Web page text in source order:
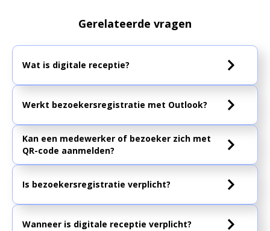
Gerelateerde vragen
Wat is digitale receptie?
Werkt bezoekersregistratie met Outlook?
Kan een medewerker of bezoeker zich met
QR-code aanmelden?
Is bezoekersregistratie verplicht?
Wanneer is digitale receptie verplicht?